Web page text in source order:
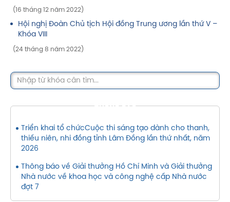
(16 tháng 12 năm 2022)
Hội nghị Đoàn Chủ tịch Hội đồng Trung ương lần thứ V –
Khóa VIII
(24 tháng 8 năm 2022)
THÔNG BÁO
Triển khai tổ chứcCuộc thi sáng tạo dành cho thanh,
thiếu niên, nhi đồng tỉnh Lâm Đồng lần thứ nhất, năm
2026
Thông báo về Giải thưởng Hồ Chí Minh và Giải thưởng
Nhà nước về khoa học và công nghệ cấp Nhà nước
đợt 7